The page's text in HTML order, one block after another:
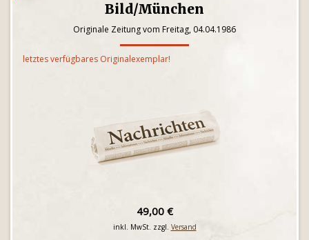
Bild/München
Originale Zeitung vom Freitag, 04.04.1986
letztes verfügbares Originalexemplar!
49,00 €
inkl. MwSt. zzgl. Versand